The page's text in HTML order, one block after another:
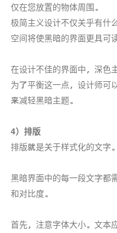
仅在您放置的物体周围。
极简主义设计不仅关乎有什
空间将使黑暗的界面更具可
在设计不佳的界面中，深色
为了平衡这一点，设计师可
来减轻黑暗主题。
4）排版
排版就是关于样式化的文字。
黑暗界面中的每一段文字都
和对比度。
首先，注意字体大小。文本